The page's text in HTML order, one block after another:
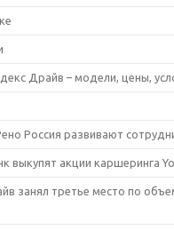
Драйв – модели, цены,
Россия развивают
выкупят акции каршеринга
занял третье место по